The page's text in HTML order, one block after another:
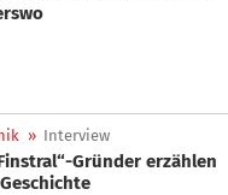
» Interview